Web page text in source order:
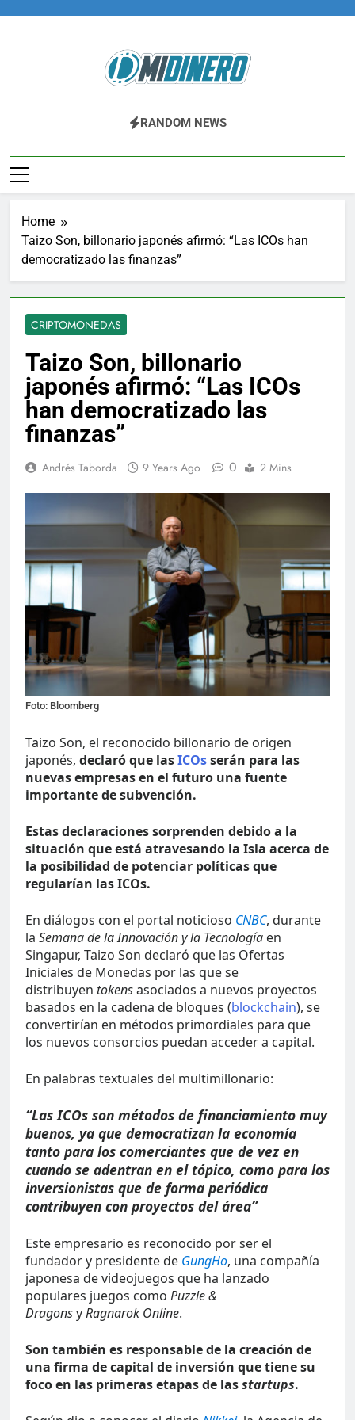
Midinero.co
Fintech, Criptomonedas
RANDOM NEWS
Home
Taizo Son, billonario japonés afirmó: “Las ICOs han
democratizado las finanzas”
CRIPTOMONEDAS
Taizo Son, billonario
japonés afirmó: “Las ICOs
han democratizado las
finanzas”
Andrés Taborda 9 Years Ago 0 2 Mins
Foto: Bloomberg
Taizo Son, el reconocido billonario de origen
japonés, declaró que lasICOsserán para las
nuevas empresas en el futuro una fuente
importante de subvención.
Estas declaraciones sorprenden debido a la
situación que está atravesando la Isla acerca de
la posibilidad de potenciar políticas que
regularían las ICOs.
En diálogos con el portal noticioso CNBC, durante
la Semana de la Innovación y la Tecnología en
Singapur, Taizo Son declaró que las Ofertas
Iniciales de Monedas por las que se
distribuyen tokensasociados a nuevos proyectos
basados en la cadena de bloques (blockchain), se
convertirían en métodos primordiales para que
los nuevos consorcios puedan acceder a capital.
En palabras textuales del multimillonario:
“Las ICOs son métodos de financiamiento muy
buenos, ya que democratizan la economía
tanto para los comerciantes que de vez en
cuando se adentran en el tópico, como para los
inversionistas que de forma periódica
contribuyen con proyectos del área”
Este empresario es reconocido por ser el
fundador y presidente de GungHo, una compañía
japonesa de videojuegos que ha lanzado
populares juegos como Puzzle &
DragonsyRagnarok Online.
Son también es responsable de la creación de
una firma de capital de inversión que tiene su
foco en las primeras etapas de lasstartups.